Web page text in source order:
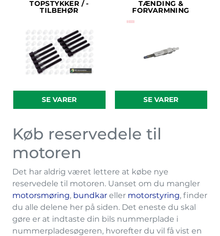
TOPSTYKKER / -
TILBEHØR
SE VARER
TÆNDING &
FORVARMNING
SE VARER
Køb reservedele til
motoren
Det har aldrig været lettere at købe nye
reservedele til motoren. Uanset om du mangler
motorsmøring, bundkareller motorstyring, finder
du alle delene her på siden. Det eneste du skal
gøre er at indtaste din bils nummerplade i
nummerpladesøgeren, hvorefter du vil få vist en